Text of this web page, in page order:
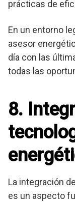
prácticas de
En un entorno
asesor
día con las
todas las
8.
La integración
es un aspecto